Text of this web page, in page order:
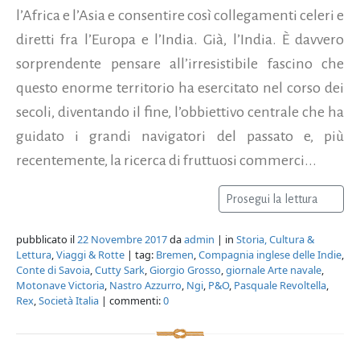
l’Africa e l’Asia e consentire così collegamenti celeri e
diretti fra l’Europa e l’India. Già, l’India. È davvero
sorprendente pensare all’irresistibile fascino che
questo enorme territorio ha esercitato nel corso dei
secoli, diventando il fine, l’obbiettivo centrale che ha
guidato i grandi navigatori del passato e, più
recentemente, la ricerca di fruttuosi commerci...
Prosegui la lettura
pubblicato il22 Novembre 2017daadmin | in Storia, Cultura &
Lettura,Viaggi & Rotte | tag: Bremen,Compagnia inglese delle Indie,
Conte di Savoia,Cutty Sark,Giorgio Grosso,giornale Arte navale,
Motonave Victoria, Nastro Azzurro, Ngi, P&O, Pasquale Revoltella,
Rex,Società Italia | commenti:0